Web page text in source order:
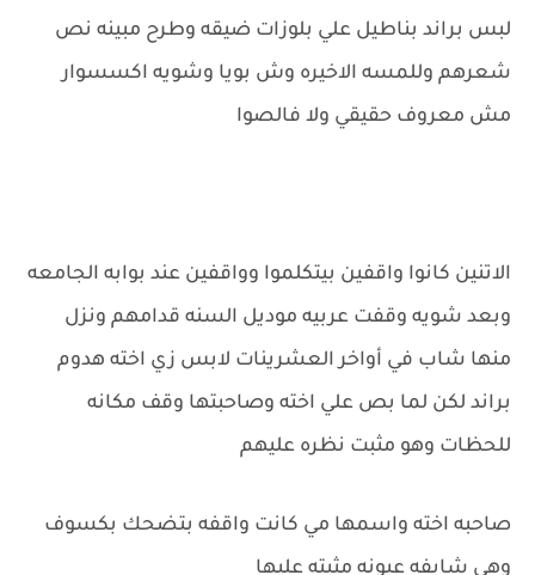
لبس براند بناطيل علي بلوزات ضيقه وطرح مبينه نص
شعرهم وللمسه الاخيره وش بويا وشويه اكسسوار
مش معروف حقيقي ولا فالصوا
الاتنين كانوا واقفين بيتكلموا وواقفين عند بوابه الجامعه
وبعد شويه وقفت عربيه موديل السنه قدامهم ونزل
منها شاب في أواخر العشرينات لابس زي اخته هدوم
براند لكن لما بص علي اخته وصاحبتها وقف مكانه
للحظات وهو مثبت نظره عليهم
صاحبه اخته واسمها مي كانت واقفه بتضحك بكسوف
وهي شايفه عيونه مثبته عليها